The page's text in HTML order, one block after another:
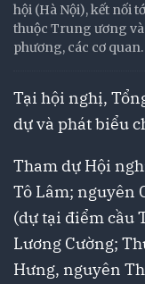
hội (Hà Nội), kết nối
thuộc Trung ương và
phương, các cơ quan.
Tại hội nghị,
dự và phát biểu
Tham dự Hội
Tô Lâm; nguyên
(dự tại điểm cầu
Lương Cường;
Hưng, nguyên